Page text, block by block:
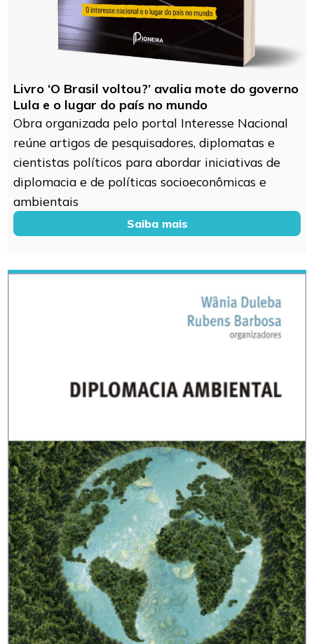
Livro ‘O Brasil voltou?’ avalia mote do governo
Lula e o lugar do país no mundo
Obra organizada pelo portal Interesse Nacional
reúne artigos de pesquisadores, diplomatas e
cientistas políticos para abordar iniciativas de
diplomacia e de políticas socioeconômicas e
ambientais
Saiba mais